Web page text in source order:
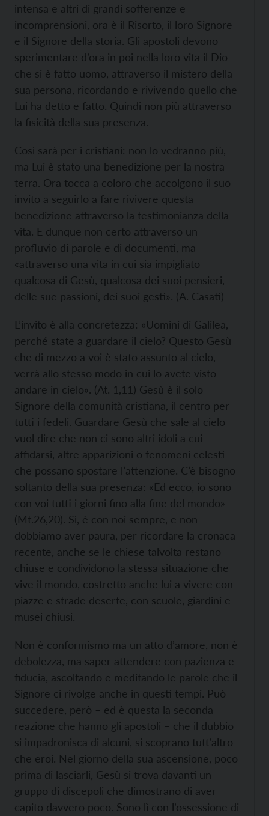
intensa e altri di grandi sofferenze e
incomprensioni, ora è il Risorto, il loro Signore
e il Signore della storia. Gli apostoli devono
sperimentare d’ora in poi nella loro vita il Dio
che si è fatto uomo, attraverso il mistero della
sua persona, ricordando e rivivendo quello che
Lui ha detto e fatto. Quindi non più attraverso
la fisicità della sua presenza.
Così sarà per i cristiani: non lo vedranno più,
ma Lui è stato una benedizione per la nostra
terra. Ora tocca a coloro che accolgono il suo
invito a seguirlo a fare rivivere questa
benedizione attraverso la testimonianza della
vita. E dunque non certo attraverso un
profluvio di parole e di documenti, ma
«attraverso una vita in cui sia impigliato
qualcosa di Gesù, qualcosa dei suoi pensieri,
delle sue passioni, dei suoi gesti». (A. Casati)
L’invito è alla concretezza: «Uomini di Galilea,
perché state a guardare il cielo? Questo Gesù
che di mezzo a voi è stato assunto al cielo,
verrà allo stesso modo in cui lo avete visto
andare in cielo». (At. 1,11) Gesù è il solo
Signore della comunità cristiana, il centro per
tutti i fedeli. Guardare Gesù che sale al cielo
vuol dire che non ci sono altri idoli a cui
affidarsi, altre apparizioni o fenomeni celesti
che possano spostare l’attenzione. C’è bisogno
soltanto della sua presenza: «Ed ecco, io sono
con voi tutti i giorni fino alla fine del mondo»
(Mt.26,20). Sì, è con noi sempre, e non
dobbiamo aver paura, per ricordare la cronaca
recente, anche se le chiese talvolta restano
chiuse e condividono la stessa situazione che
vive il mondo, costretto anche lui a vivere con
piazze e strade deserte, con scuole, giardini e
musei chiusi.
Non è conformismo ma un atto d’amore, non è
debolezza, ma saper attendere con pazienza e
fiducia, ascoltando e meditando le parole che il
Signore ci rivolge anche in questi tempi. Può
succedere, però – ed è questa la seconda
reazione che hanno gli apostoli – che il dubbio
si impadronisca di alcuni, si scoprano tutt’altro
che eroi. Nel giorno della sua ascensione, poco
prima di lasciarli, Gesù si trova davanti un
gruppo di discepoli che dimostrano di aver
capito davvero poco. Sono lì con l’ossessione di